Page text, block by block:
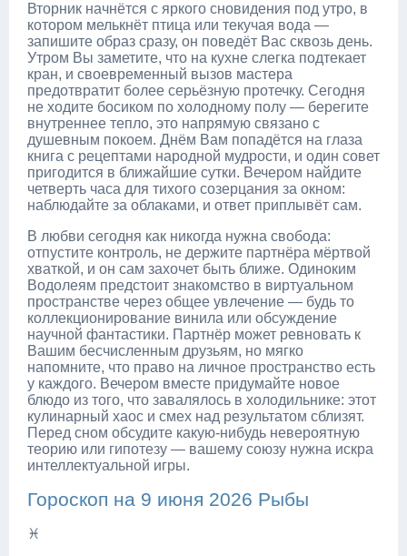
Вторник начнётся с яркого сновидения под утро, в
котором мелькнёт птица или текучая вода —
запишите образ сразу, он поведёт Вас сквозь день.
Утром Вы заметите, что на кухне слегка подтекает
кран, и своевременный вызов мастера
предотвратит более серьёзную протечку. Сегодня
не ходите босиком по холодному полу — берегите
внутреннее тепло, это напрямую связано с
душевным покоем. Днём Вам попадётся на глаза
книга с рецептами народной мудрости, и один совет
пригодится в ближайшие сутки. Вечером найдите
четверть часа для тихого созерцания за окном:
наблюдайте за облаками, и ответ приплывёт сам.
В любви сегодня как никогда нужна свобода:
отпустите контроль, не держите партнёра мёртвой
хваткой, и он сам захочет быть ближе. Одиноким
Водолеям предстоит знакомство в виртуальном
пространстве через общее увлечение — будь то
коллекционирование винила или обсуждение
научной фантастики. Партнёр может ревновать к
Вашим бесчисленным друзьям, но мягко
напомните, что право на личное пространство есть
у каждого. Вечером вместе придумайте новое
блюдо из того, что завалялось в холодильнике: этот
кулинарный хаос и смех над результатом сблизят.
Перед сном обсудите какую-нибудь невероятную
теорию или гипотезу — вашему союзу нужна искра
интеллектуальной игры.
Гороскоп на 9 июня 2026 Рыбы
♓